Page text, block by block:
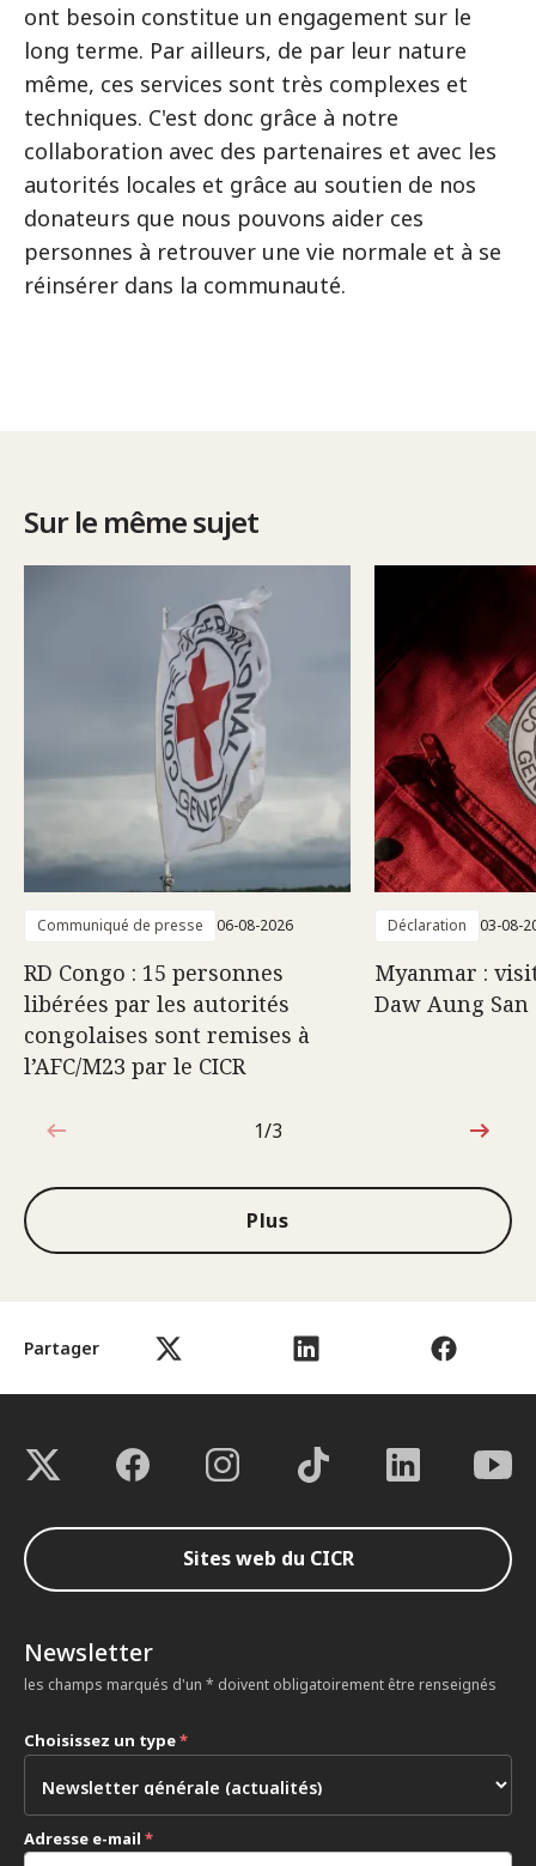
Partager
ont besoin constitue un engagement sur le
long terme. Par ailleurs, de par leur nature
même, ces services sont très complexes et
techniques. C'est donc grâce à notre
collaboration avec des partenaires et avec les
autorités locales et grâce au soutien de nos
donateurs que nous pouvons aider ces
personnes à retrouver une vie normale et à se
réinsérer dans la communauté.
Sur le même sujet
Communiqué de presse 06-08-2026
RD Congo : 15 personnes
libérées par les autorités
congolaises sont remises à
l’AFC/M23 par le CICR
Déclaration 03-08-
Myanmar :
Daw Aung San
1sur3
1/3
Plus
Sites web du CICR
Newsletter
les champs marqués d'un * doivent obligatoirement être renseignés
Choisissez un type*
Adresse e-mail *